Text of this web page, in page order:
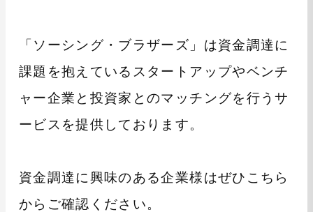
「ソーシング・ブラザーズ」は資金調達に
課題を抱えているスタートアップやベンチ
ャー企業と投資家とのマッチングを行うサ
ービスを提供しております。
資金調達に興味のある企業様はぜひこちら
からご確認ください。